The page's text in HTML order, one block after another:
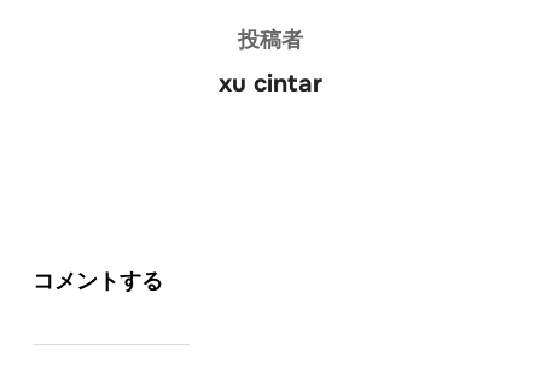
投稿者
xu cintar
コメントする